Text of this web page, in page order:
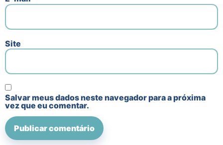
Site
Salvar meus dados neste navegador para a próxima
vez que eu comentar.